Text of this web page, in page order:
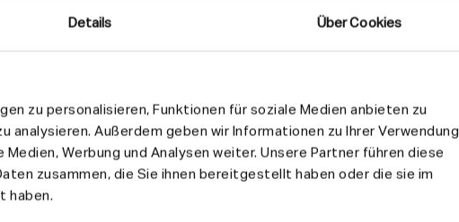
Details Über Cookies
zu personalisieren, Funktionen für soziale Medien anbieten zu
analysieren. Außerdem geben wir Informationen zu Ihrer Verwendung
Werbung und Analysen weiter. Unsere Partner führen diese
zusammen, die Sie ihnen bereitgestellt haben oder die sie im
haben.